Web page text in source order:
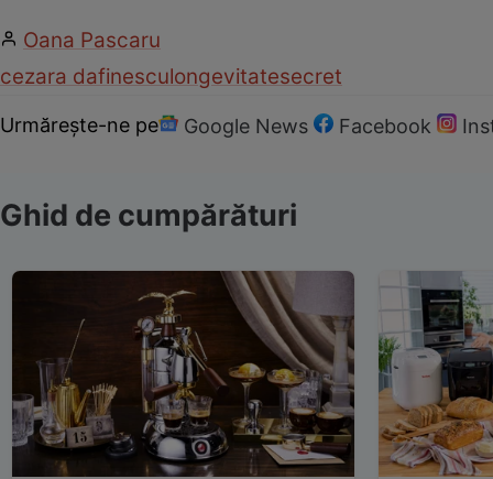
Oana Pascaru
cezara dafinesculongevitatesecret
Urmărește-ne pe Google News Facebook
Ghid de cumpărături